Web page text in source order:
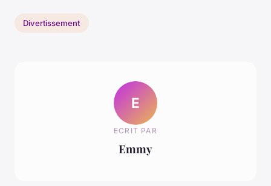
Divertissement
E
ECRIT PAR
Emmy